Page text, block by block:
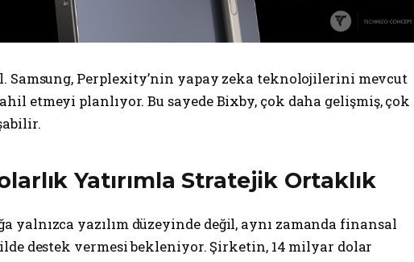
Samsung, Perplexity’nin yapay zeka teknolojilerini mevcut
etmeyi planlıyor. Bu sayede Bixby, çok daha gelişmiş, çok
Yatırımla Stratejik Ortaklık
yalnızca yazılım düzeyinde değil, aynı zamanda finansal
destek vermesi bekleniyor. Şirketin, 14 milyar dolar